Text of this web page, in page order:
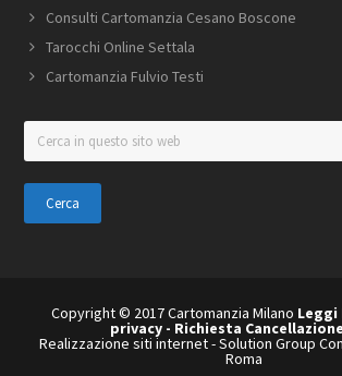
Consulti Cartomanzia Cesano Boscone
Tarocchi Online Settala
Cartomanzia Fulvio Testi
Cerca
in
questo
sito
web
Copyright © 2017 Cartomanzia Milano
privacy - Richiesta
Realizzazione siti internet-Solution Group
Roma